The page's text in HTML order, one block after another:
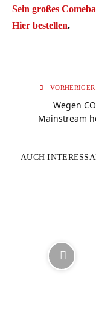
Sein großes
Hier bestellen.
Wegen
Mainstream
AUCH